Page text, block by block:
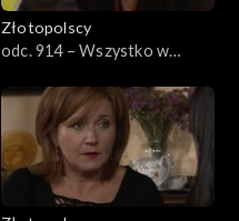
Złotopolscy
odc. 914 – Wszystko w